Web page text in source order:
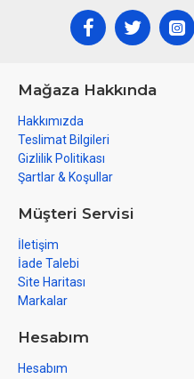
Mağaza Hakkında
Hakkımızda
Teslimat Bilgileri
Gizlilik Politikası
Şartlar & Koşullar
Müşteri Servisi
İletişim
İade Talebi
Site Haritası
Markalar
Hesabım
Hesabım